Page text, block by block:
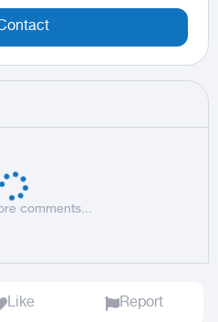
comments...
Like Report